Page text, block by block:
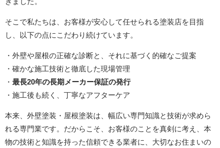
そこで私たちは、お客様が安心して任せられる塗装店を目指
し、以下の点にこだわり続けています。
・外壁や屋根の正確な診断と、それに基づく的確なご提案
・確かな施工技術と徹底した現場管理
・ 最長20年の長期メーカー保証の発行
・施工後も続く、丁寧なアフターケア
本来、外壁塗装・屋根塗装は、幅広い専門知識と技術が求めら
れる専門業です。だからこそ、お客様のことを真剣に考え、本
物の技術と知識を持った信頼できる業者に、大切なお住まいの